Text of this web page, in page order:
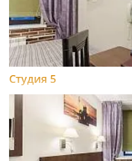
Студия 5